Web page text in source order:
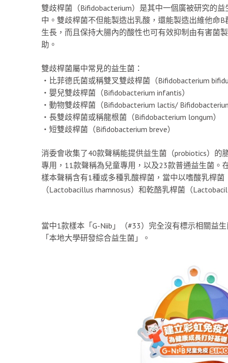
雙歧桿菌（Bifidobacterium）是其中一個廣被研究的
中。雙歧桿菌不但能製造出乳酸，還能製造出維他命
生長，而且保持大腸內的酸性也可有效抑制由有害菌
助。
雙歧桿菌屬中常見的益生菌：
‧比菲德氏菌或稱雙叉雙歧桿菌（Bifidobacterium
‧嬰兒雙歧桿菌（Bifidobacterium infantis）
‧動物雙歧桿菌（Bifidobacterium lactis/
‧長雙歧桿菌或稱龍根菌（Bifidobacterium longum）
‧短雙歧桿菌（Bifidobacterium breve）
消委會收集了40款聲稱能提供益生菌（probiotics）的
專用，11款聲稱為兒童專用，以及23款普通益生菌。
樣本聲稱含有1種或多種乳酸桿菌，當中以嗜酸乳桿菌
（Lactobacillus rhamnosus）和乾酪乳桿菌（
當中1款樣本「G-Niib」（#33）完全沒有標示相關益
「本地大學研發綜合益生菌」。